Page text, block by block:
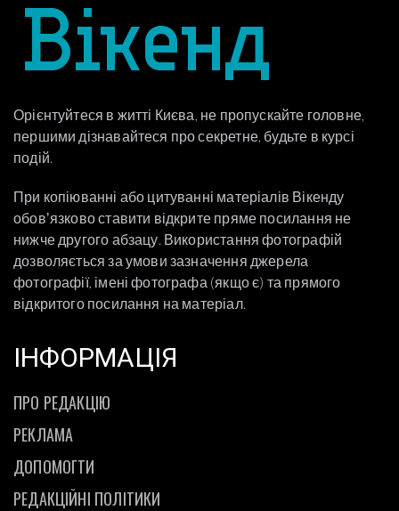
Орієнтуйтеся в житті Києва, не пропускайте головне,
першими дізнавайтеся про секретне, будьте в курсі
подій.
При копіюванні або цитуванні матеріалів Вікенду
обовʼязково ставити відкрите пряме посилання не
нижче другого абзацу. Використання фотографій
дозволяється за умови зазначення джерела
фотографії, імені фотографа (якщо є) та прямого
відкритого посилання на матеріал.
ІНФОРМАЦІЯ
ПРО РЕДАКЦІЮ
РЕКЛАМА
ДОПОМОГТИ
РЕДАКЦІЙНІ ПОЛІТИКИ